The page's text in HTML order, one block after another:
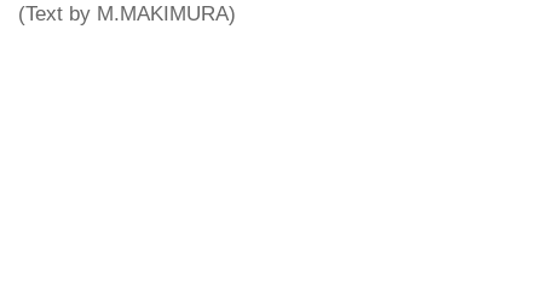
(Text by M.MAKIMURA)